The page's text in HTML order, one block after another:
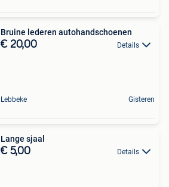
Bruine lederen autohandschoenen
€ 20,00 Details
Lebbeke Gisteren
Lange sjaal
€ 5,00 Details